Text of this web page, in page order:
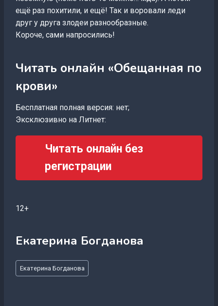
ещё раз похитили, и ещё! Так и воровали леди
друг у друга злодеи разнообразные.
Короче, сами напросились!
Читать онлайн «Обещанная по
крови»
Бесплатная полная версия: нет;
Эксклюзивно на Литнет:
Читать онлайн без
регистрации
12+
Екатерина Богданова
Метки
записи:
Екатерина Богданова